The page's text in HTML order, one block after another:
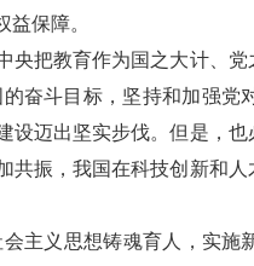
保障。
把教育作为国之大计、党
奋斗目标，坚持和加强
迈出坚实步伐。但是，
振，我国在科技创新和
义思想铸魂育人，实施